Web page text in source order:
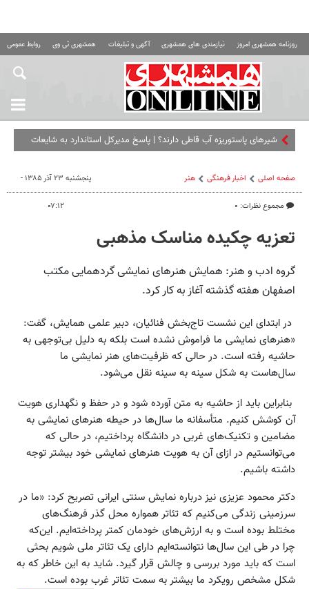
روزنامه همشهری امروز نیازمندی های همشهری آگهی و تبلیغات همشهری تی وی روابط عمومی
شیرهای پاستوریزه آب قاطی دارند؟ | پاسخ مدیرکل استاندارد به شایعات
صفحه اصلی اخبار فرهنگی هنر
مجموع نظرات: ۰
پنجشنبه ۲۳ آذر ۱۳۸۵ -
۰۷:۱۲
تعزیه چکیده مناسک مذهبی
گروه ادب و هنر: همایش هنرهای نمایشی گردهمایی مکتب
اصفهان هفته گذشته آغاز به کار کرد.
در ابتدای این نشست تاج‌بخش فنائیان، دبیر علمی همایش، گفت:
«هنرهای نمایشی ما فراموش نشده است بلکه به دلیل بی‌توجهی به
حاشیه رفته است. در حالی که ظرفیت‌های هنر نمایشی ما
سال‌هاست به شکل سینه به سینه نقل می‌شود.
بنابراین باید از حاشیه به متن آورده شود و در حفظ و نگهداری هویت
آن کوشش کنیم. متأسفانه ما سال‌ها در حیطه هنرهای نمایشی به
مضامین و تکنیک‌های غربی در دانشگاه پرداختیم، در حالی که
می‌توانستیم در ازای آن به هویت هنرهای نمایشی خود بیشتر توجه
داشته باشیم.
دکتر محمود عزیزی نیز درباره نمایش سنتی ایرانی تصریح کرد: «ما در
سرزمینی زندگی می‌کنیم که تئاتر همواره محل گذر فرهنگ‌های
مختلط بوده است و به ارزش‌های خودمان کمتر پرداخته‌ایم. این‌که
چرا در طی این سال‌ها نتوانسته‌ایم دارای یک تئاتر ملی شویم بحثی
است که باید مورد بررسی و چالش قرار گیرد. شاید به این خاطر که به
شکل مشخص رویکرد ما بیشتر به سمت تئاتر غرب بوده است.